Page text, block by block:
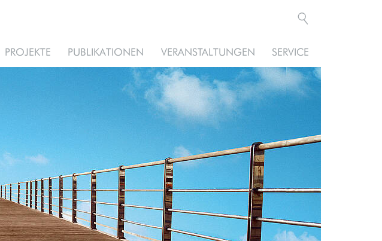
PROJEKTE PUBLIKATIONEN VERANSTALTUNGEN SERVICE